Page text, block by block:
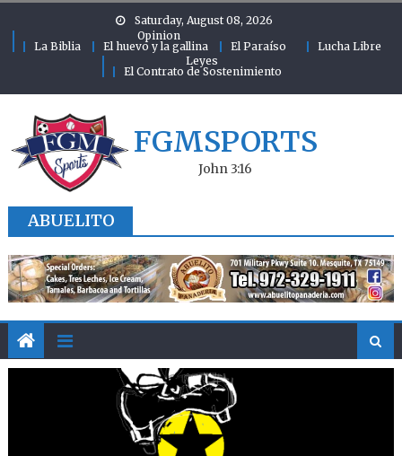
Saturday, August 08, 2026
Opinion
La Biblia
El huevo y la gallina El Paraíso
Lucha Libre
Leyes
El Contrato de Sostenimiento
FGMSPORTS
John 3:16
ABUELITO